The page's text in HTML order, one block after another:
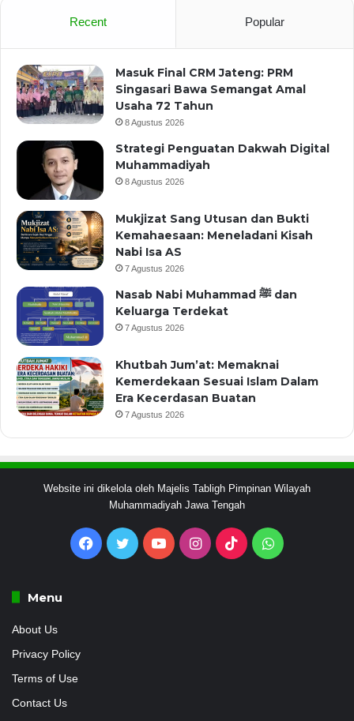
Recent Popular
Masuk Final CRM Jateng: PRM
Singasari Bawa Semangat Amal
Usaha 72 Tahun
8 Agustus 2026
Strategi Penguatan Dakwah Digital
Muhammadiyah
8 Agustus 2026
Mukjizat Sang Utusan dan Bukti
Kemahaesaan: Meneladani Kisah
Nabi Isa AS
7 Agustus 2026
Nasab Nabi Muhammad ﷺ dan
Keluarga Terdekat
7 Agustus 2026
Khutbah Jum’at: Memaknai
Kemerdekaan Sesuai Islam Dalam
Era Kecerdasan Buatan
7 Agustus 2026
Website ini dikelola oleh Majelis Tabligh Pimpinan Wilayah
Muhammadiyah Jawa Tengah
Facebook
Twitter YouTubeInstagram
TikTokWhatsApp
Menu
About Us
Privacy Policy
Terms of Use
Contact Us